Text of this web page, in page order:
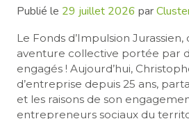
Publié le 29 juillet 2026 par
Le Fonds d’Impulsion
aventure collective portée par
engagés ! Aujourd’hui,
d’entreprise depuis 25 ans,
et les raisons de son
entrepreneurs sociaux du